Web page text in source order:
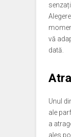
vă
dată.
Unul
ale
a
ales